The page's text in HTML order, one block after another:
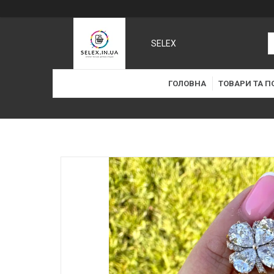
SELEX
ГОЛОВНА ТОВАРИ ТА